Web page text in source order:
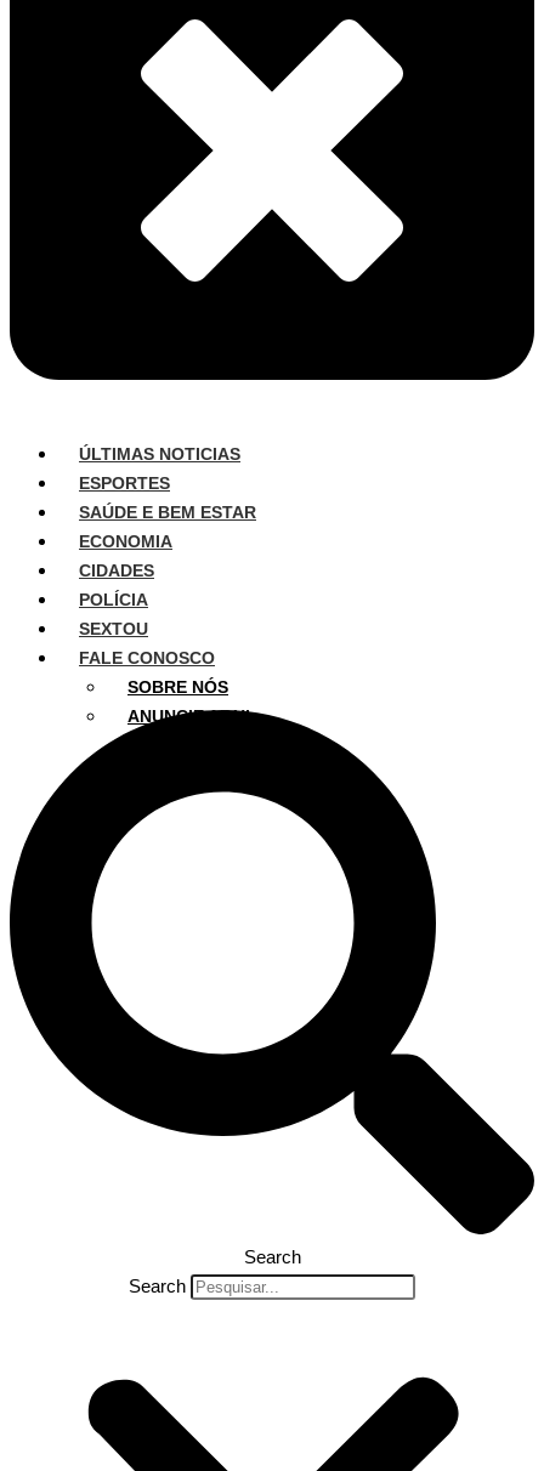
ÚLTIMAS NOTICIAS
ESPORTES
SAÚDE E BEM ESTAR
ECONOMIA
CIDADES
POLÍCIA
SEXTOU
FALE CONOSCO
SOBRE NÓS
ANUNCIE AQUI
Search
Search